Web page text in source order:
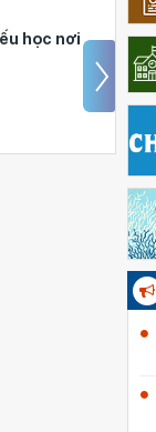
học nơi